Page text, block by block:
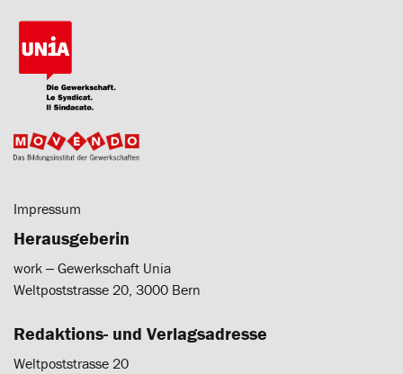
Impressum
Herausgeberin
work ‒ Gewerkschaft Unia
Weltpoststrasse 20, 3000 Bern
Redaktions- und Verlagsadresse
Weltpoststrasse 20